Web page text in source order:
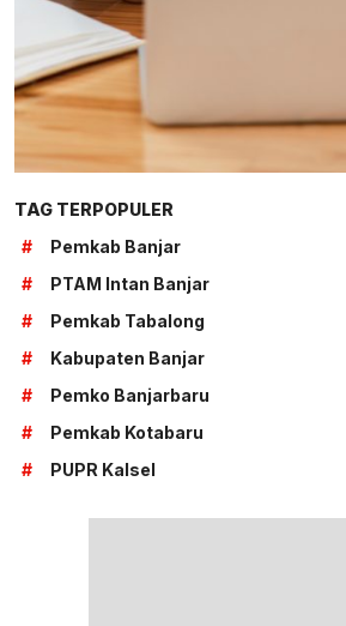
TAG TERPOPULER
#
Pemkab Banjar
#
PTAM Intan Banjar
#
Pemkab Tabalong
#
Kabupaten Banjar
#
Pemko Banjarbaru
#
Pemkab Kotabaru
#
PUPR Kalsel